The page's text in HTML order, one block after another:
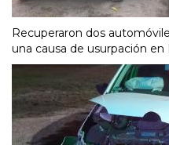
Recuperaron dos
una causa de usurpación